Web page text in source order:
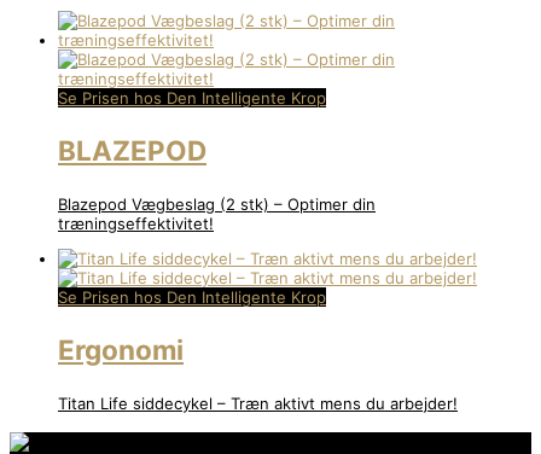
Se Prisen hos Den Intelligente Krop
BLAZEPOD
Blazepod Vægbeslag (2 stk) – Optimer din
træningseffektivitet!
Se Prisen hos Den Intelligente Krop
Ergonomi
Titan Life siddecykel – Træn aktivt mens du arbejder!